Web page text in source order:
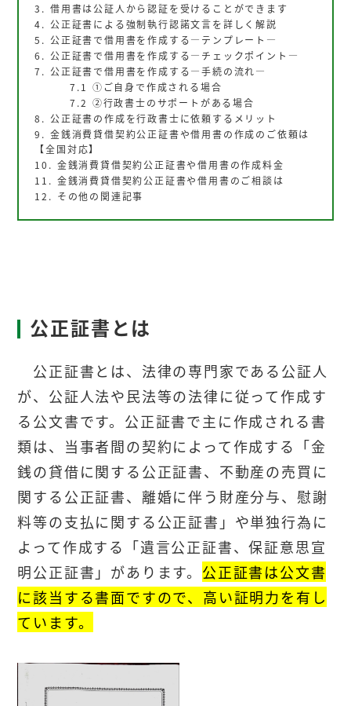
借用書は公証人から認証を受けることができます
公正証書による強制執行認諾文言を詳しく解説
公正証書で借用書を作成する―テンプレート―
公正証書で借用書を作成する―チェックポイント―
公正証書で借用書を作成する―手続の流れ―
①ご自身で作成される場合
②行政書士のサポートがある場合
公正証書の作成を行政書士に依頼するメリット
金銭消費貸借契約公正証書や借用書の作成のご依頼は
【全国対応】
金銭消費貸借契約公正証書や借用書の作成料金
金銭消費貸借契約公正証書や借用書のご相談は
その他の関連記事
公正証書とは
公正証書とは、法律の専門家である公証人
が、公証人法や民法等の法律に従って作成す
る公文書です。公正証書で主に作成される書
類は、当事者間の契約によって作成する「金
銭の貸借に関する公正証書、不動産の売買に
関する公正証書、離婚に伴う財産分与、慰謝
料等の支払に関する公正証書」や単独行為に
よって作成する「遺言公正証書、保証意思宣
明公正証書」があります。 公正証書は公文書
に該当する書面ですので、高い証明力を有し
ています。